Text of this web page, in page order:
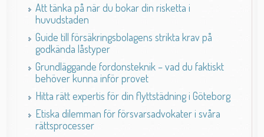
Att tänka på när du bokar din risketta i
huvudstaden
Guide till försäkringsbolagens strikta krav på
godkända låstyper
Grundläggande fordonsteknik – vad du faktiskt
behöver kunna inför provet
Hitta rätt expertis för din flyttstädning i Göteborg
Etiska dilemman för försvarsadvokater i svåra
rättsprocesser